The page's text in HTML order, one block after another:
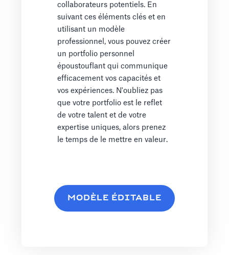
collaborateurs potentiels. En
suivant ces éléments clés et en
utilisant un modèle
professionnel, vous pouvez créer
un portfolio personnel
époustouflant qui communique
efficacement vos capacités et
vos expériences. N'oubliez pas
que votre portfolio est le reflet
de votre talent et de votre
expertise uniques, alors prenez
le temps de le mettre en valeur.
MODÈLE ÉDITABLE